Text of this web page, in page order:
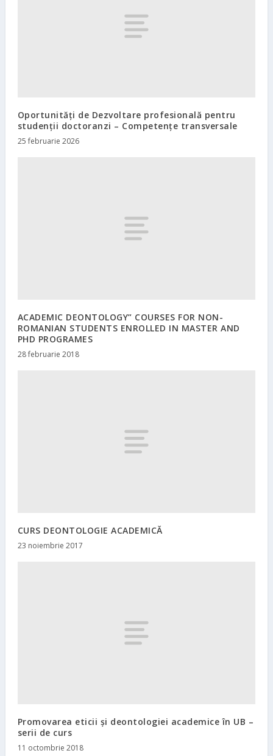
Oportunități de Dezvoltare profesională pentru
studenții doctoranzi – Competențe transversale
25 februarie 2026
ACADEMIC DEONTOLOGY” COURSES FOR NON-
ROMANIAN STUDENTS ENROLLED IN MASTER AND
PHD PROGRAMES
28 februarie 2018
CURS DEONTOLOGIE ACADEMICĂ
23 noiembrie 2017
Promovarea eticii și deontologiei academice în UB –
serii de curs
11 octombrie 2018